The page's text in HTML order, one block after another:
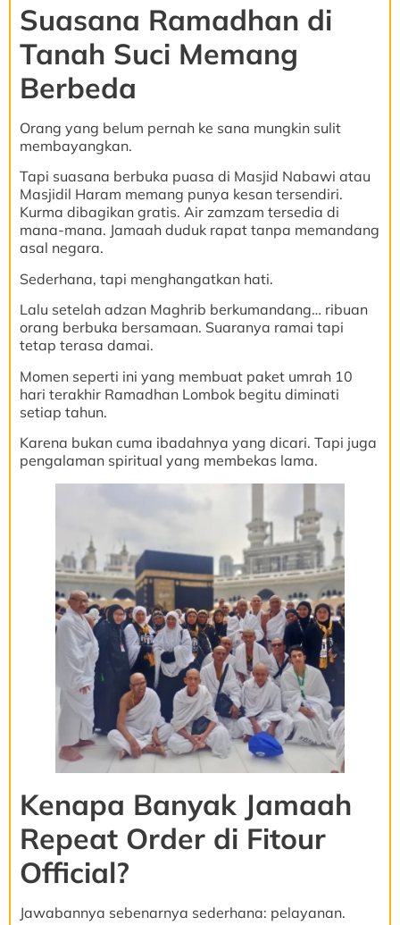
Suasana Ramadhan di
Tanah Suci Memang
Berbeda
Orang yang belum pernah ke sana mungkin sulit
membayangkan.
Tapi suasana berbuka puasa di Masjid Nabawi atau
Masjidil Haram memang punya kesan tersendiri.
Kurma dibagikan gratis. Air zamzam tersedia di
mana-mana. Jamaah duduk rapat tanpa memandang
asal negara.
Sederhana, tapi menghangatkan hati.
Lalu setelah adzan Maghrib berkumandang… ribuan
orang berbuka bersamaan. Suaranya ramai tapi
tetap terasa damai.
Momen seperti ini yang membuat paket umrah 10
hari terakhir Ramadhan Lombok begitu diminati
setiap tahun.
Karena bukan cuma ibadahnya yang dicari. Tapi juga
pengalaman spiritual yang membekas lama.
Kenapa Banyak Jamaah
Repeat Order di Fitour
Official?
Jawabannya sebenarnya sederhana: pelayanan.